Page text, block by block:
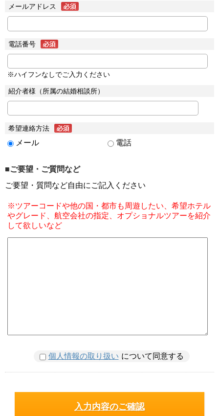
メールアドレス
電話番号
※ハイフンなしでご入力ください
紹介者様（所属の結婚相談所）
希望連絡方法
メール 電話
■ご要望・ご質問など
ご要望・質問など自由にご記入ください
※ツアーコードや他の国・都市も周遊したい、希望ホテル
やグレード、航空会社の指定、オプショナルツアーを紹介
して欲しいなど
個人情報の取り扱い について同意する